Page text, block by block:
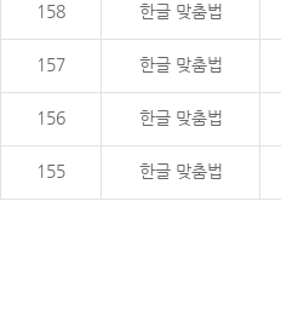
158 한글 맞춤법
157 한글 맞춤법
156 한글 맞춤법
155 한글 맞춤법